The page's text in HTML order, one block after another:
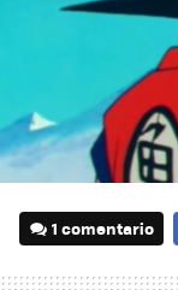
1 comentario